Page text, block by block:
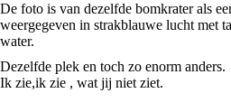
De foto is van dezelfde bomkrater als
weergegeven in strakblauwe lucht met
water.
Dezelfde plek en toch zo enorm anders.
Ik zie,ik zie , wat jij niet ziet.